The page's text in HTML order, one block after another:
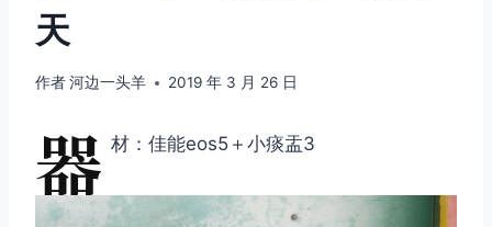
天
作者河边一头羊 2019 年 3 月 26 日
器 材：佳能eos5＋小痰盂3